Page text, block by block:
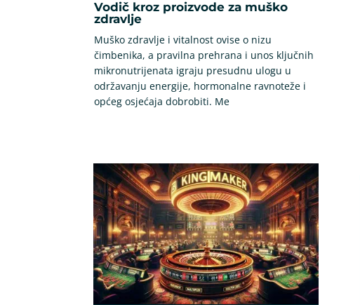
Vodič kroz proizvode za muško
zdravlje
Muško zdravlje i vitalnost ovise o nizu
čimbenika, a pravilna prehrana i unos ključnih
mikronutrijenata igraju presudnu ulogu u
održavanju energije, hormonalne ravnoteže i
općeg osjećaja dobrobiti. Me